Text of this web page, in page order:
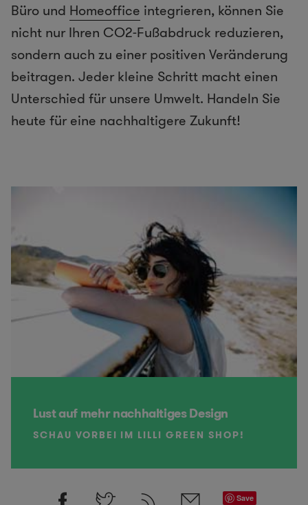
Büro und Homeoffice integrieren, können Sie
nicht nur Ihren CO2-Fußabdruck reduzieren,
sondern auch zu einer positiven Veränderung
beitragen. Jeder kleine Schritt macht einen
Unterschied für unsere Umwelt. Handeln Sie
heute für eine nachhaltigere Zukunft!
Lust auf mehr nachhaltiges Design
SCHAU VORBEI IM LILLI GREEN SHOP!
Save